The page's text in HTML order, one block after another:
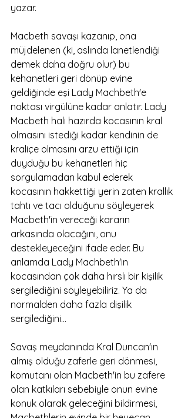
yazar.
Macbeth savaşı kazanıp, ona
müjdelenen (ki, aslında lanetlendiği
demek daha doğru olur) bu
kehanetleri geri dönüp evine
geldiğinde eşi Lady Machbeth'e
noktası virgülüne kadar anlatır. Lady
Macbeth hali hazırda kocasının kral
olmasını istediği kadar kendinin de
kraliçe olmasını arzu ettiği için
duyduğu bu kehanetleri hiç
sorgulamadan kabul ederek
kocasının hakkettiği yerin zaten krallık
tahtı ve tacı olduğunu söyleyerek
Macbeth'in vereceği kararın
arkasında olacağını, onu
destekleyeceğini ifade eder. Bu
anlamda Lady Machbeth'in
kocasından çok daha hırslı bir kişilik
sergilediğini söyleyebiliriz. Ya da
normalden daha fazla dişilik
sergilediğini…
Savaş meydanında Kral Duncan'ın
almış olduğu zaferle geri dönmesi,
komutanı olan Macbeth'in bu zafere
olan katkıları sebebiyle onun evine
konuk olarak geleceğini bildirmesi,